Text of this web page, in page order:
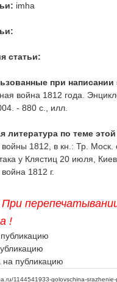
imha
статьи:
при написании
война 1812 года.
- 880 с., илл.
литература по теме этой
войны 1812, в кн.: Тр.
у Клястиц 20 июля,
1812 г.
При
!
публикацию